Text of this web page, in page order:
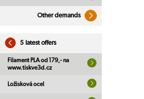
Other demands
5 latest offers
Filament PLA od 179,- na
www.tiskve3d.cz
Ložisková ocel